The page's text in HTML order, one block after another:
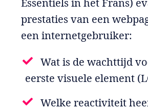
Essentiels in het Frans)
prestaties van een
een internetgebruiker:
Wat is de wachttijd
eerste visuele element
Welke reactiviteit